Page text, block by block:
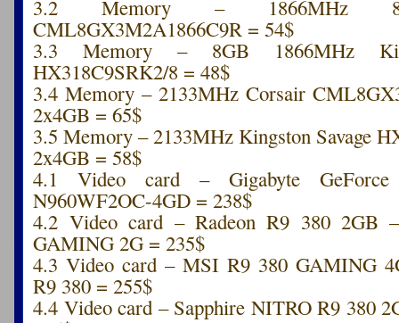
3.2 Memory – 1866MHz
CML8GX3M2A1866C9R = 54$
3.3 Memory – 8GB 1866MHz
HX318C9SRK2/8 = 48$
3.4 Memory – 2133MHz Corsair
2x4GB = 65$
3.5 Memory – 2133MHz Kingston Savage
2x4GB = 58$
4.1 Video card – Gigabyte
N960WF2OC-4GD = 238$
4.2 Video card – Radeon R9 380
GAMING 2G = 235$
4.3 Video card – MSI R9 380 GAMING
R9 380 = 255$
4.4 Video card – Sapphire NITRO R9 380